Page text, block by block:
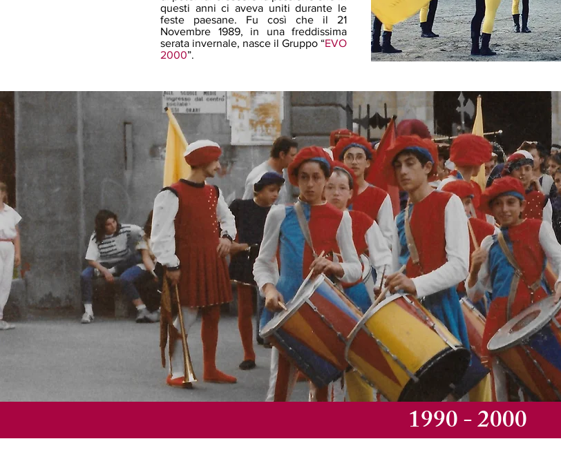
questi anni ci aveva uniti durante le
feste paesane. Fu così che il 21
Novembre 1989, in una freddissima
serata invernale, nasce il Gruppo “EVO
2000”.
1990 - 2000